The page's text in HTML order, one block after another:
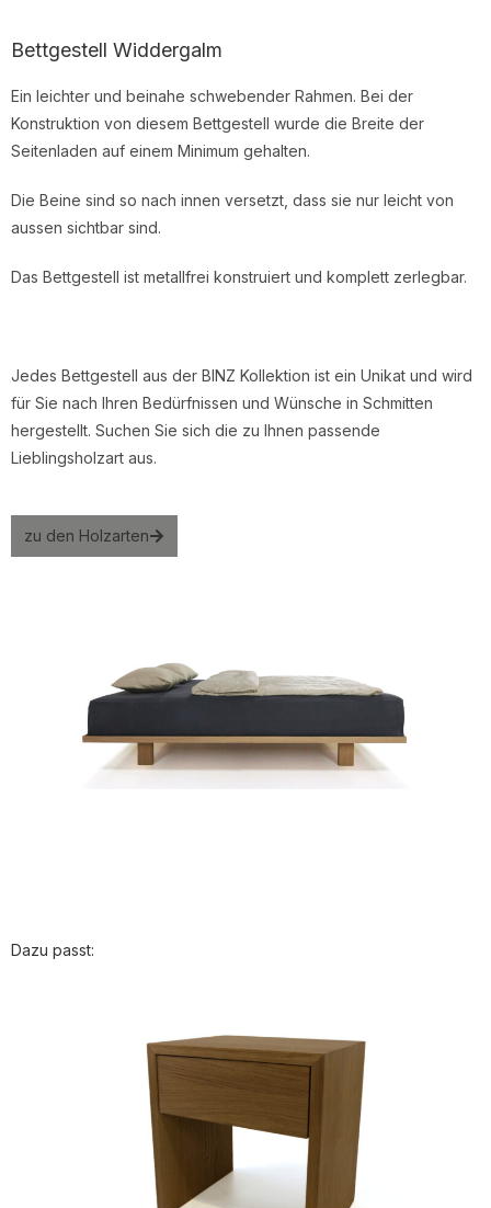
Bettgestell Widdergalm
Ein leichter und beinahe schwebender Rahmen. Bei der
Konstruktion von diesem Bettgestell wurde die Breite der
Seitenladen auf einem Minimum gehalten.
Die Beine sind so nach innen versetzt , dass sie nur leicht von
aussen sichtbar sind.
Das Bettgestell ist metallfrei konstruiert und komplett zerlegbar.
Jedes Bettgestell aus der BINZ Kollektion ist ein Unikat und wird
für Sie nach Ihren Bedürfnissen und Wünsche in Schmitten
hergestellt. Suchen Sie sich die zu Ihnen passende
Lieblingsholzart aus.
zu den Holzarten
Dazu passt: